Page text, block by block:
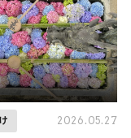
2026.05.27